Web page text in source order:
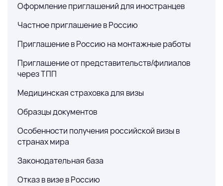
Оформление приглашений для иностранцев
Частное приглашение в Россию
Приглашение в Россию на монтажные работы
Приглашение от представительств/филиалов
через ТПП
Медицинская страховка для визы
Образцы документов
Особенности получения российской визы в
странах мира
Законодательная база
Отказ в визе в Россию